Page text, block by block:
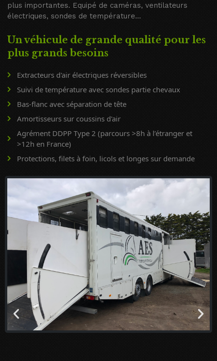
plus importantes. Equipé de caméras, ventilateurs
électriques, sondes de température…
Un véhicule de grande qualité pour les
plus grands besoins
Extracteurs d'air électriques réversibles
Suivi de température avec sondes partie chevaux
Bas-flanc avec séparation de tête
Amortisseurs sur coussins d'air
Agrément DDPP Type 2 (parcours >8h à l’étranger et
>12h en France)
Protections, filets à foin, licols et longes sur demande